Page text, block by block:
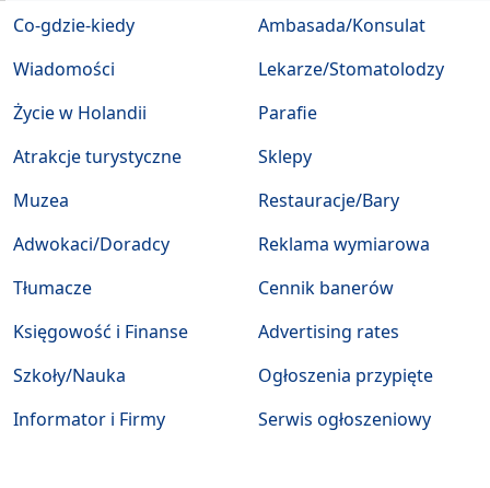
Co-gdzie-kiedy
Wiadomości
Życie w Holandii
Atrakcje turystyczne
Muzea
Ambasada/Konsulat
Lekarze/Stomatolodzy
Parafie
Sklepy
Restauracje/Bary
Adwokaci/Doradcy
Tłumacze
Księgowość i Finanse
Szkoły/Nauka
Informator i Firmy
Reklama wymiarowa
Cennik banerów
Advertising rates
Ogłoszenia przypięte
Serwis ogłoszeniowy